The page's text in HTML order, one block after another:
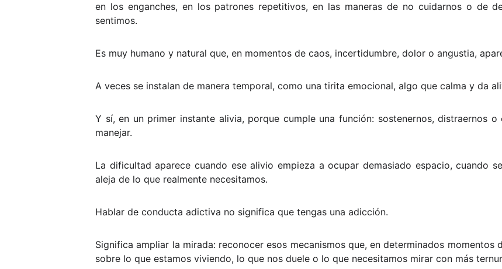
en los enganches, en los patrones repetitivos, en las maneras de no cuidarnos o de
sentimos.
Es muy humano y natural que, en momentos de caos, incertidumbre, dolor o angustia,
A veces se instalan de manera temporal, como una tirita emocional, algo que calma y da
Y sí, en un primer instante alivia, porque cumple una función: sostenernos, distraernos
manejar.
La dificultad aparece cuando ese alivio empieza a ocupar demasiado espacio, cuando
aleja de lo que realmente necesitamos.
Hablar de conducta adictiva no significa que tengas una adicción.
Significa ampliar la mirada: reconocer esos mecanismos que, en determinados momentos
sobre lo que estamos viviendo, lo que nos duele o lo que necesitamos mirar con más